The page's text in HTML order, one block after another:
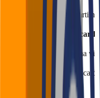
“Para
Inclua a indicação no
Coloque de forma
Exemplo: “Isca
2 pessoas”